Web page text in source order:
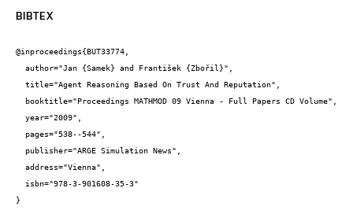
BIBTEX
@inproceedings{BUT33774,
}